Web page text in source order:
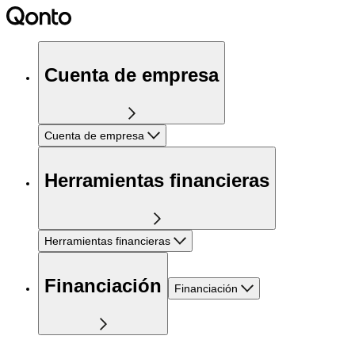
Cuenta de empresa
Cuenta de empresa
Herramientas financieras
Herramientas financieras
Financiación Financiación